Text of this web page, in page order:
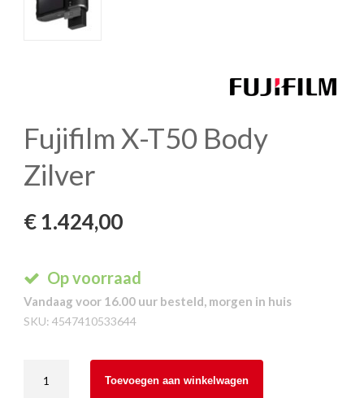
Fujifilm X-T50 Body
Zilver
€ 1.424,00
Op voorraad
Vandaag voor 16.00 uur besteld, morgen in huis
SKU: 4547410533644
Toevoegen aan winkelwagen